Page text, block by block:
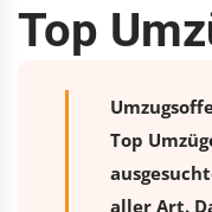
Top
Top
aller Art.